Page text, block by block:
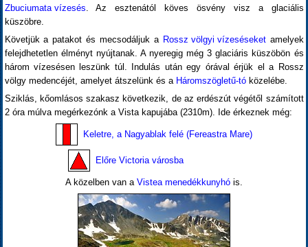
Zbuciumata vízesés. Az esztenától köves ösvény visz a glaciális
küszöbre.
Követjük a patakot és mecsodáljuk a Rossz völgyi vízeséseketamelyek
felejdhetetlen élményt nyújtanak. A nyeregig még 3 glaciáris küszöbön és
három vízesésen leszünk túl. Indulás után egy órával érjük el a Rossz
völgy medencéjét, amelyet átszelünk és a Háromszögletű-tóközelébe.
Sziklás, kőomlásos szakasz következik, de az erdészút végétől számított
2 óra múlva megérkezónk a Vista kapujába (2310m). Ide érkeznek még:
Keletre, a Nagyablak felé (Fereastra Mare)
Előre Victoria városba
A közelben van a Vistea menedékkunyhó is.